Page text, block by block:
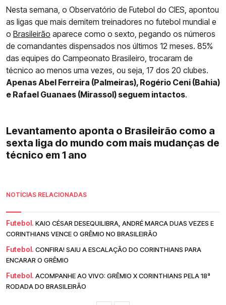
Nesta semana, o Observatório de Futebol do CIES, apontou
as ligas que mais demitem treinadores no futebol mundial e
o Brasileirão aparece como o sexto, pegando os números
de comandantes dispensados nos últimos 12 meses. 85%
das equipes do Campeonato Brasileiro, trocaram de
técnico ao menos uma vezes, ou seja, 17 dos 20 clubes.
Apenas Abel Ferreira (Palmeiras), Rogério Ceni (Bahia)
e Rafael Guanaes (Mirassol) seguem intactos.
Levantamento aponta o Brasileirão como a
sexta liga do mundo com mais mudanças de
técnico em 1 ano
NOTÍCIAS RELACIONADAS
Futebol. KAIO CÉSAR DESEQUILIBRA, ANDRÉ MARCA DUAS VEZES E
CORINTHIANS VENCE O GRÊMIO NO BRASILEIRÃO
Futebol. CONFIRA! SAIU A ESCALAÇÃO DO CORINTHIANS PARA
ENCARAR O GRÊMIO
Futebol. ACOMPANHE AO VIVO: GRÊMIO X CORINTHIANS PELA 18ª
RODADA DO BRASILEIRÃO